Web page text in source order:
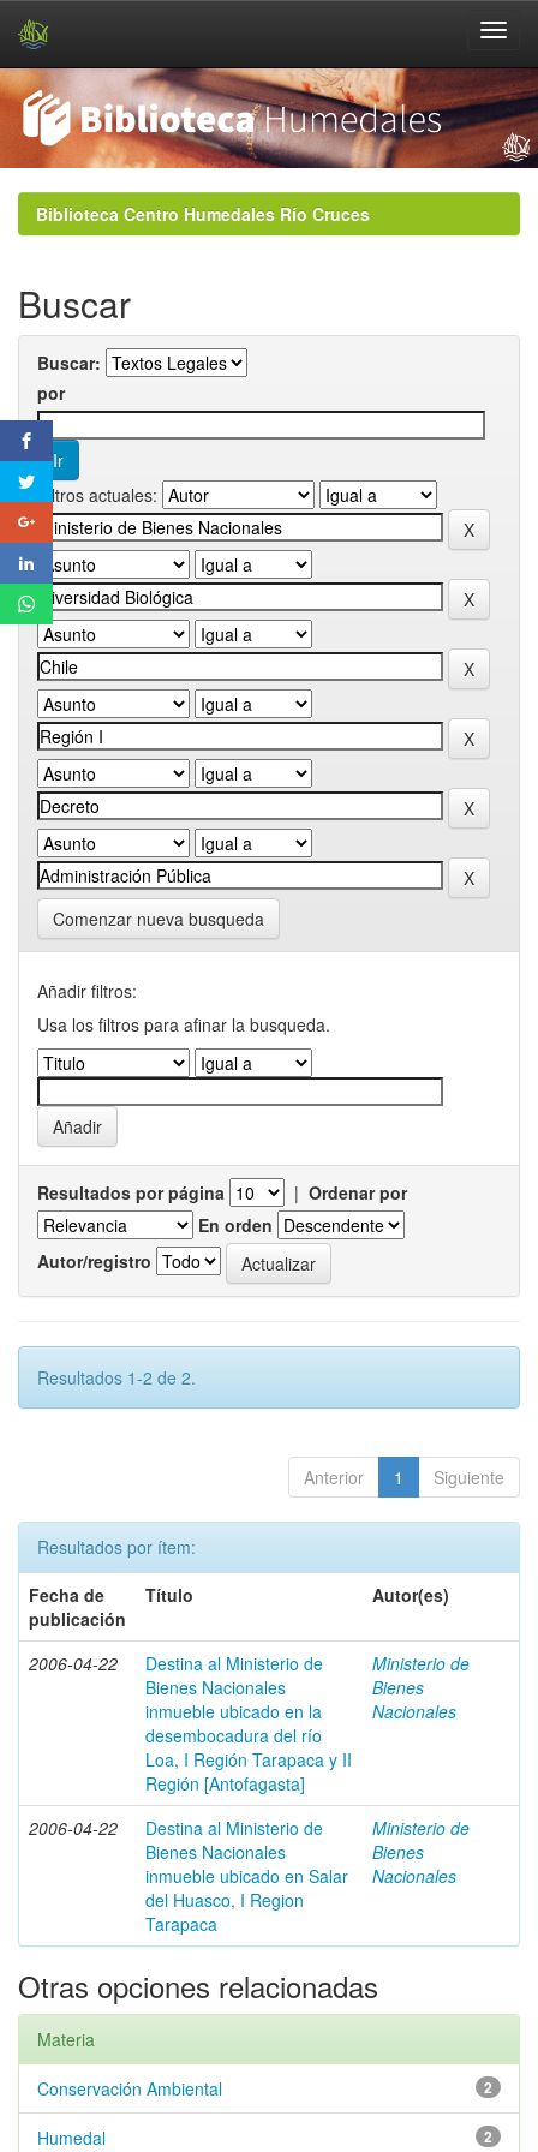
navigationBiblioteca Centro Humedales Río Cruces
Buscar
Buscar:
por
Filtros actuales:
Comenzar nueva busqueda
Añadir filtros:
Usa los filtros para afinar la busqueda.
Resultados por página | Ordenar por
En orden
Autor/registro
Resultados 1-2 de 2.
Anterior 1 Siguiente
Resultados por ítem:
Fecha de
publicación
Título Autor(es)
2006-04-22
Destina al Ministerio de
Bienes Nacionales
inmueble ubicado en la
desembocadura del río
Loa, I Región Tarapaca y II
Región [Antofagasta]
Ministerio de
Bienes
Nacionales
2006-04-22
Destina al Ministerio de
Bienes Nacionales
inmueble ubicado en Salar
del Huasco, I Region
Tarapaca
Ministerio de
Bienes
Nacionales
Otras opciones relacionadas
Materia
2
Conservación Ambiental
2
Humedal